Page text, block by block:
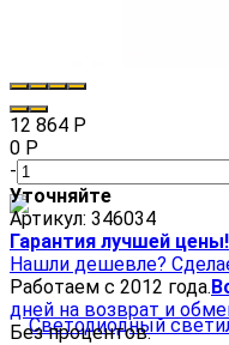
12 864 Р
0 Р
-
Уточняйте
Артикул: 346034
Гарантия лучшей цены!
Нашли дешевле?
Работаем с 2012 года.
дней на возврат и
Без процентов.